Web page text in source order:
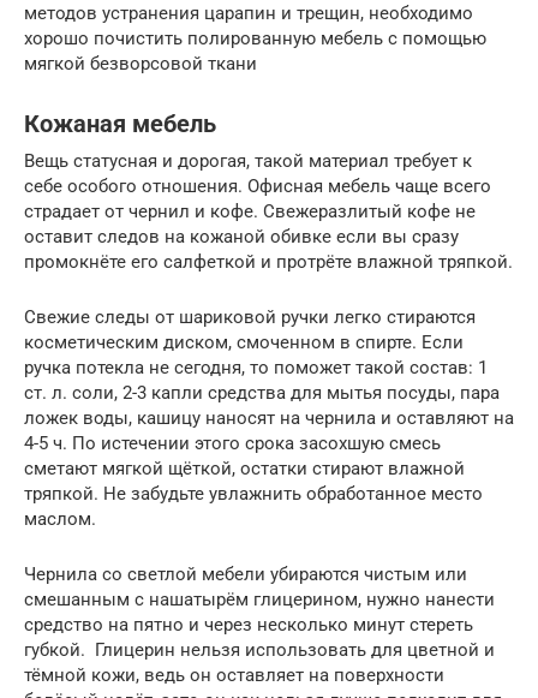
методов устранения царапин и трещин, необходимо
хорошо почистить полированную мебель с помощью
мягкой безворсовой ткани
Кожаная мебель
Вещь статусная и дорогая, такой материал требует к
себе особого отношения. Офисная мебель чаще всего
страдает от чернил и кофе. Свежеразлитый кофе не
оставит следов на кожаной обивке если вы сразу
промокнёте его салфеткой и протрёте влажной тряпкой.
Свежие следы от шариковой ручки легко стираются
косметическим диском, смоченном в спирте. Если
ручка потекла не сегодня, то поможет такой состав: 1
ст. л. соли, 2-3 капли средства для мытья посуды, пара
ложек воды, кашицу наносят на чернила и оставляют на
4-5 ч. По истечении этого срока засохшую смесь
сметают мягкой щёткой, остатки стирают влажной
тряпкой. Не забудьте увлажнить обработанное место
маслом.
Чернила со светлой мебели убираются чистым или
смешанным с нашатырём глицерином, нужно нанести
средство на пятно и через несколько минут стереть
губкой. Глицерин нельзя использовать для цветной и
тёмной кожи, ведь он оставляет на поверхности